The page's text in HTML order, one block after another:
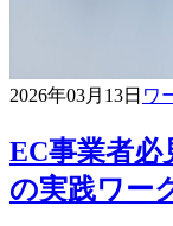
2026年03月13日 ワ
EC事業者必
の実践ワー